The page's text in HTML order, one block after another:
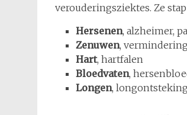
verouderingsziektes. Ze
Hersenen, alzheimer,
Zenuwen,
Hart, hartfalen
Bloedvaten,
Longen, longontsteking